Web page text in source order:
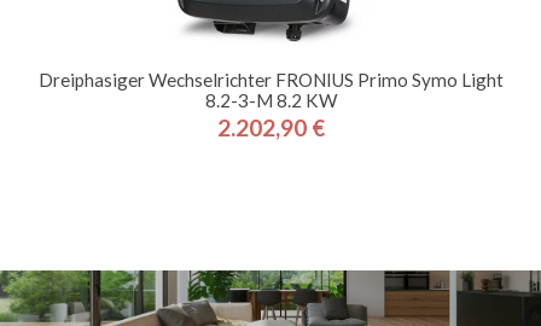
Dreiphasiger Wechselrichter FRONIUS Primo Symo Light
8.2-3-M 8.2 KW
Preis
2.202,90 €